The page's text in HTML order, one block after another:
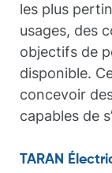
les plus
usages, des
objectifs de
disponible.
concevoir
capables de
TARAN